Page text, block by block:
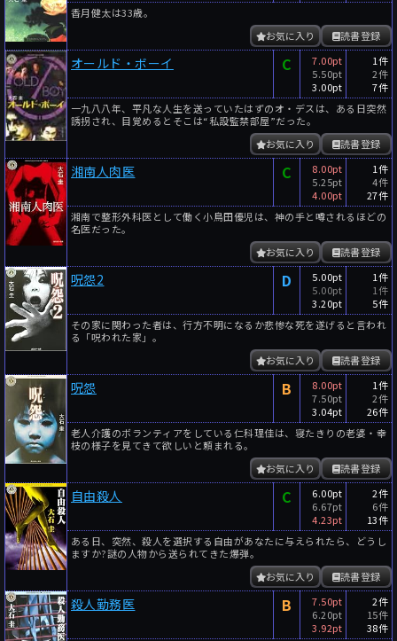
香月健太は33歳。
読書登録
お気に入り
オールド・ボーイ C
7.00pt
5.50pt
3.00pt
1件
2件
7件
一九八八年、平凡な人生を送っていたはずのオ・デスは、ある日突然
誘拐され、目覚めるとそこは“私設監禁部屋”だった。
読書登録
お気に入り
湘南人肉医 C
8.00pt
5.25pt
4.00pt
1件
4件
27件
湘南で整形外科医として働く小鳥田優児は、神の手と噂されるほどの
名医だった。
読書登録
お気に入り
呪怨2 D
5.00pt
5.00pt
3.20pt
1件
1件
5件
その家に関わった者は、行方不明になるか悲惨な死を遂げると言われ
る「呪われた家」。
読書登録
お気に入り
呪怨 B
8.00pt
7.50pt
3.04pt
1件
2件
26件
老人介護のボランティアをしている仁科理佳は、寝たきりの老婆・幸
枝の様子を見てきて欲しいと頼まれる。
読書登録
お気に入り
自由殺人 C
6.00pt
6.67pt
4.23pt
2件
6件
13件
ある日、突然、殺人を選択する自由があなたに与えられたら、どうし
ますか?謎の人物から送られてきた爆弾。
読書登録
お気に入り
殺人勤務医 B
7.50pt
6.20pt
3.92pt
2件
15件
38件